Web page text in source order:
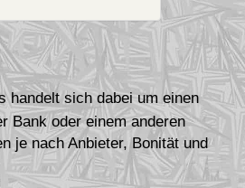
handelt sich dabei um einen
Bank oder einem anderen
je nach Anbieter, Bonität und